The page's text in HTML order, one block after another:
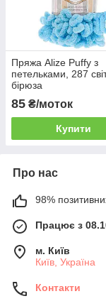
Пряжа Alize Puffy з
петельками, 287
бірюза
85 ₴/моток
Купити
Про нас
98%
Працює з
м. Київ
Київ, Україна
Контакти